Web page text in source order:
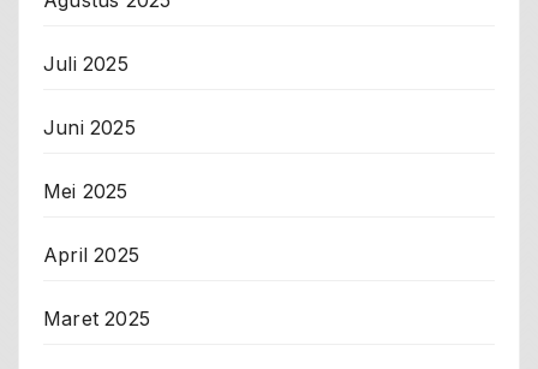
Juli 2025
Juni 2025
Mei 2025
April 2025
Maret 2025